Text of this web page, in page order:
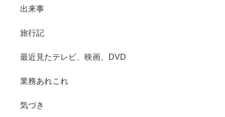
出来事
旅行記
最近見たテレビ、映画、DVD
業務あれこれ
気づき